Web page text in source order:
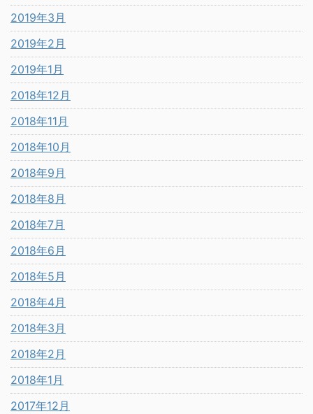
2019年3月
2019年2月
2019年1月
2018年12月
2018年11月
2018年10月
2018年9月
2018年8月
2018年7月
2018年6月
2018年5月
2018年4月
2018年3月
2018年2月
2018年1月
2017年12月